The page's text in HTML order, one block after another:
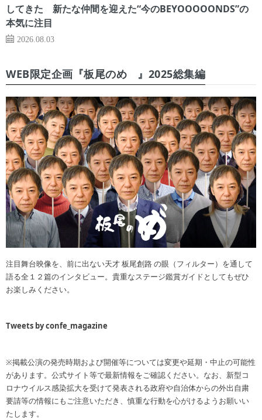
してきた 新たな仲間を迎えた“今のBEYOOOOONDS”の
本気に注目
2026.08.03
WEB限定企画『板尾のめ゙』2025総集編
注目舞台映像を、前に出ない天才 板尾創路 の眼（フィルター）を通して
語る全１２篇のインタビュー。貴重なステージ鑑賞ガイドとしてもぜひ
お楽しみください。
Tweets by confe_magazine
※掲載公演の発売時期および開催等については変更や延期・中止の可能性
があります。公式サイト等で最新情報をご確認ください。なお、新型コ
ロナウイルス感染拡大を受けて発表される政府や自治体からの外出自粛
要請等の情報にもご注意いただき、慎重な行動を心がけるようお願いい
たします。